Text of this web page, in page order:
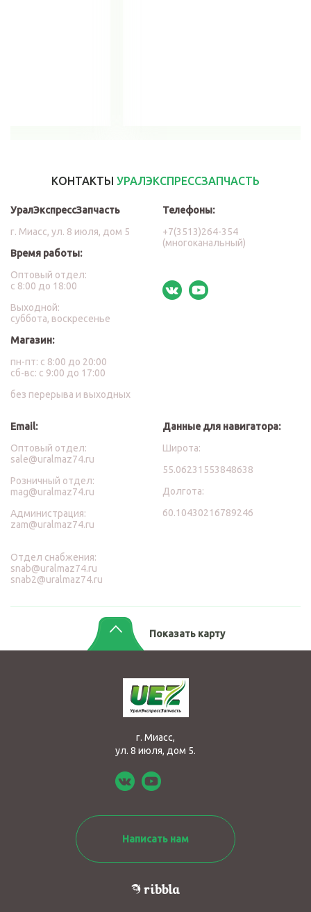
КОНТАКТЫ УРАЛЭКСПРЕССЗАПЧАСТЬ
УралЭкспрессЗапчасть
г. Миасс, ул. 8 июля, дом 5
Время работы:
Оптовый отдел:
с 8:00 до 18:00
Выходной:
суббота, воскресенье
Магазин:
пн-пт: с 8:00 до 20:00
сб-вс: с 9:00 до 17:00
без перерыва и выходных
Телефоны:
+7(3513)264-354
(многоканальный)
Email:
Оптовый отдел:
sale@uralmaz74.ru
Розничный отдел:
mag@uralmaz74.ru
Администрация:
zam@uralmaz74.ru
Отдел снабжения:
snab@uralmaz74.ru
snab2@uralmaz74.ru
Данные для навигатора:
Широта:
55.06231553848638
Долгота:
60.10430216789246
Показать карту
г. Миасс,
ул. 8 июля, дом 5.
Написать нам